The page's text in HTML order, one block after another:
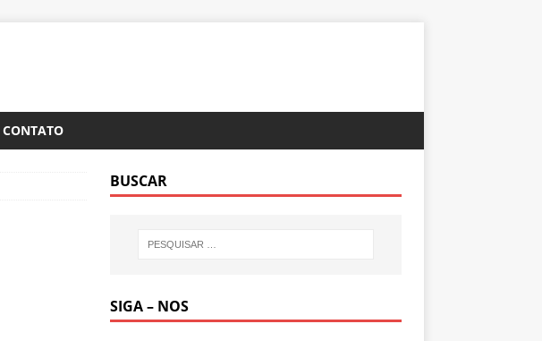
CONTATO
BUSCAR
SIGA – NOS